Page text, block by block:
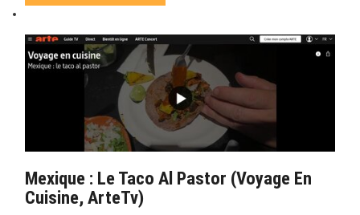
Mexique : Le Taco Al Pastor (Voyage En
Cuisine, ArteTv)